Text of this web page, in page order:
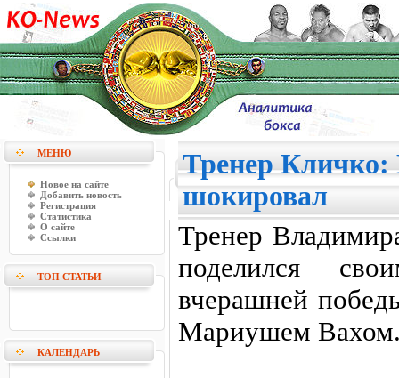
МЕНЮ
Новое на сайте
Добавить новость
Регистрация
Статистика
О сайте
Ссылки
ТОП СТАТЬИ
КАЛЕНДАРЬ
Тренер Кличко:
шокировал
Тренер
поделился
вчерашней
Мариушем